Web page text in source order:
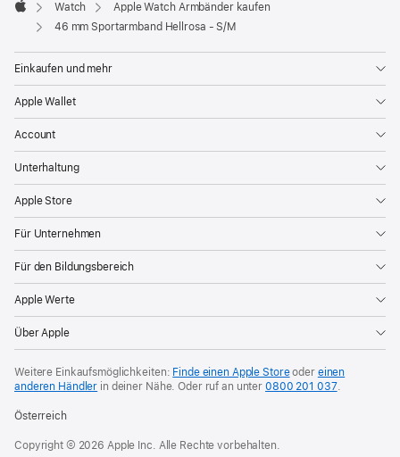
Apple
Watch
Apple Watch Armbänder kaufen
46 mm Sportarmband Hellrosa - S/M
Einkaufen und mehr
Apple Wallet
Account
Unterhaltung
Apple Store
Für Unternehmen
Für den Bildungsbereich
Apple Werte
Über Apple
Weitere Einkaufsmöglichkeiten: Finde einen Apple Storeoder einen
anderen Händler in deiner Nähe. Oder ruf an unter0800 201 037.
Österreich
Copyright © 2026 Apple Inc. Alle Rechte vorbehalten.